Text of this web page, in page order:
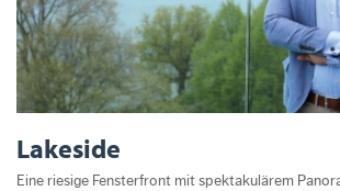
Lakeside
Eine riesige Fensterfront mit spektakulärem